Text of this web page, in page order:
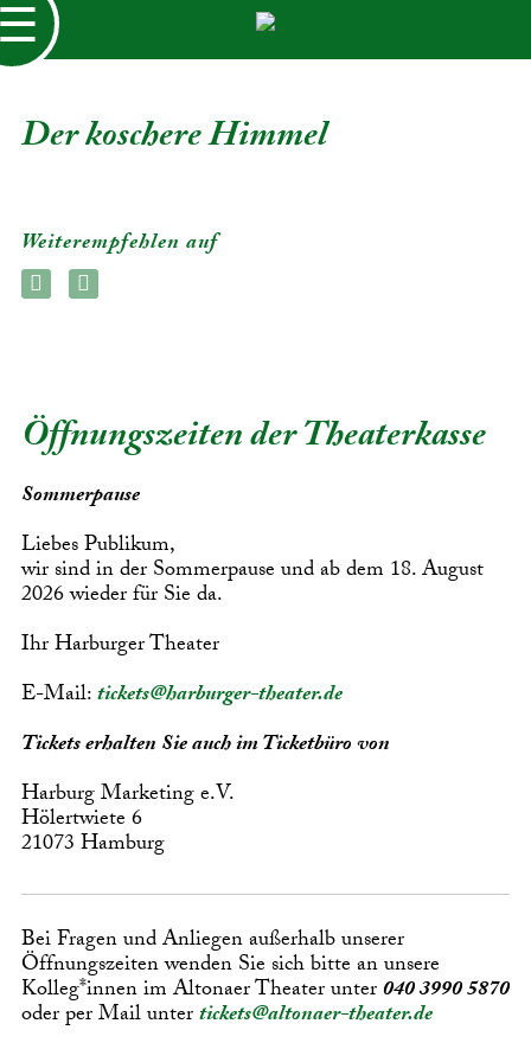
Der koschere Himmel
Weiterempfehlen auf
Öffnungszeiten der Theaterkasse
Sommerpause
Liebes Publikum,
wir sind in der Sommerpause und ab dem 18. August
2026 wieder für Sie da.
Ihr Harburger Theater
E-Mail:tickets@harburger-theater.de
Tickets erhalten Sie auch im Ticketbüro von
Harburg Marketing e.V.
Hölertwiete 6
21073 Hamburg
Bei Fragen und Anliegen außerhalb unserer
Öffnungszeiten wenden Sie sich bitte an unsere
Kolleg*innen im Altonaer Theater unter040 3990 5870
oder per Mail untertickets@altonaer-theater.de